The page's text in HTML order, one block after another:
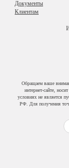
Документы
Клиентам
Обращаем ваше
интернет-сайте,
условиях не является
РФ. Для получения